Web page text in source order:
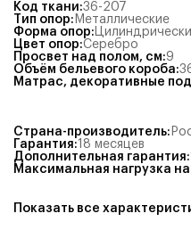
Код ткани:36-207
Тип опор: Металлические
Форма опор:
Цвет опор:Серебро
Просвет над полом, см:9
Объём бельевого короба:
Матрас, декоративные
Страна-производитель:
Гарантия:18 месяцев
Дополнительная гарантия:
Максимальная нагрузка
Показать все